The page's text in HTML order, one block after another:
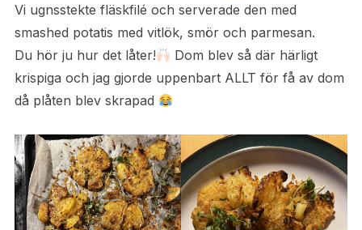
Vi ugnsstekte fläskfilé och serverade den med
smashed potatis med vitlök, smör och parmesan.
Du hör ju hur det låter!
Dom blev så där härligt
krispiga och jag gjorde uppenbart ALLT för få av dom
då plåten blev skrapad